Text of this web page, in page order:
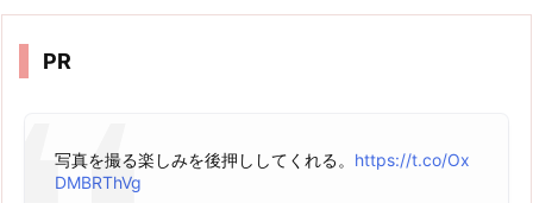
イ
PR
写真を撮る楽しみを後押ししてくれる。 https://t.co/Ox
DMBRThVg